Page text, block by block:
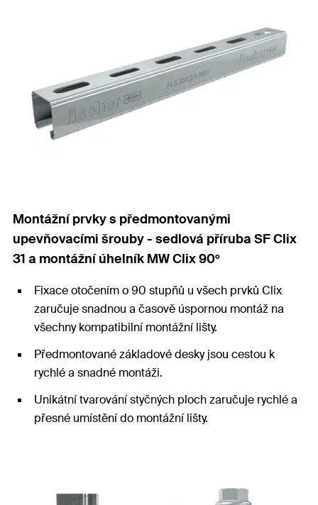
Montážní prvky s předmontovanými
upevňovacími šrouby - sedlová příruba SF Clix
31 a montážní úhelník MW Clix 90º
Fixace otočením o 90 stupňů u všech prvků Clix
zaručuje snadnou a časově úspornou montáž na
všechny kompatibilní montážní lišty.
Předmontované základové desky jsou cestou k
rychlé a snadné montáži.
Unikátní tvarování styčných ploch zaručuje rychlé a
přesné umístění do montážní lišty.